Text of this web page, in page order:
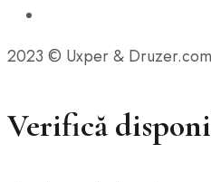
2023 © Uxper & Druzer.com
Verifică